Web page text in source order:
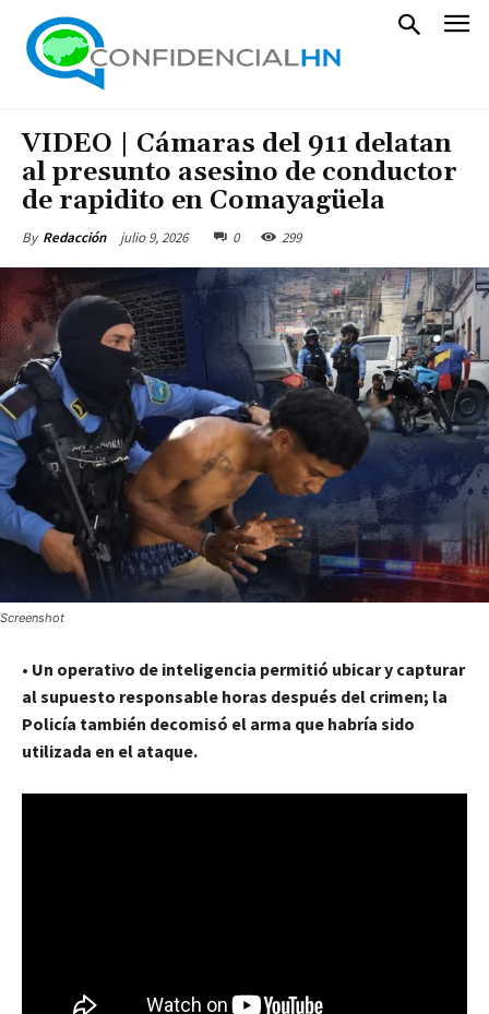
VIDEO | Cámaras del 911 delatan
al presunto asesino de conductor
de rapidito en Comayagüela
By Redacción julio 9, 2026 0 299
Screenshot
• Un operativo de inteligencia permitió ubicar y capturar
al supuesto responsable horas después del crimen; la
Policía también decomisó el arma que habría sido
utilizada en el ataque.